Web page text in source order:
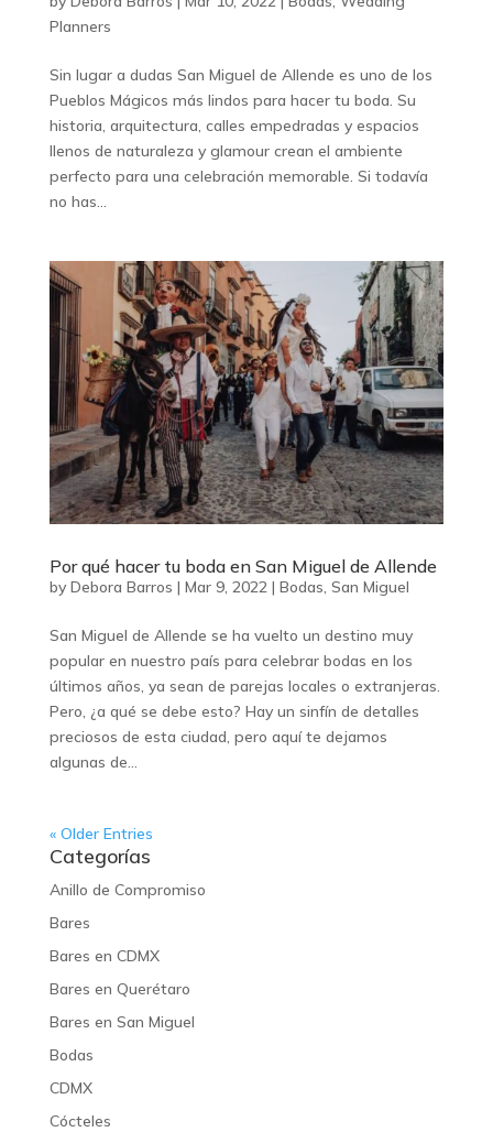
Planners
Sin lugar a dudas San Miguel de Allende es uno de los
Pueblos Mágicos más lindos para hacer tu boda. Su
historia, arquitectura, calles empedradas y espacios
llenos de naturaleza y glamour crean el ambiente
perfecto para una celebración memorable. Si todavía
no has...
Por qué hacer tu boda en San Miguel de Allende
by Debora Barros | Mar 9, 2022| Bodas, San Miguel
San Miguel de Allende se ha vuelto un destino muy
popular en nuestro país para celebrar bodas en los
últimos años, ya sean de parejas locales o extranjeras.
Pero, ¿a qué se debe esto? Hay un sinfín de detalles
preciosos de esta ciudad, pero aquí te dejamos
algunas de...
« Older Entries
Categorías
Anillo de Compromiso
Bares
Bares en CDMX
Bares en Querétaro
Bares en San Miguel
Bodas
CDMX
Cócteles